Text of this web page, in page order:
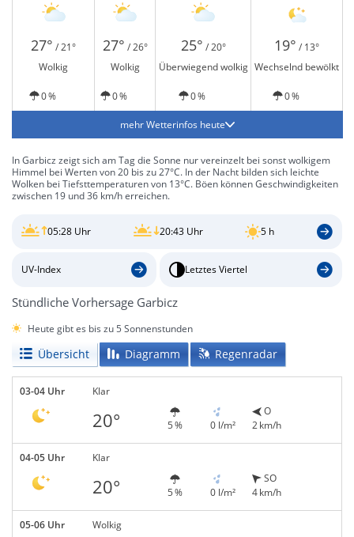
27° / 21° 27° / 26° 25° / 20° 19° / 13°
Wolkig
Wolkig Überwiegend wolkig Wechselnd bewölkt
0 % 0 % 0 % 0 %
mehr Wetterinfos heute
In Garbicz zeigt sich am Tag die Sonne nur vereinzelt bei sonst wolkigem
Himmel bei Werten von 20 bis zu 27°C. In der Nacht bilden sich leichte
Wolken bei Tiefsttemperaturen von 13°C. Böen können Geschwindigkeiten
zwischen 19 und 36 km/h erreichen.
05:28 Uhr 20:43 Uhr 5 h
UV-Index Letztes Viertel
Stündliche Vorhersage Garbicz
Heute gibt es bis zu 5 Sonnenstunden
Übersicht Diagramm Regenradar
03-04 Uhr Klar
20° 5 % 0 l/m²
O
2 km/h
04-05 Uhr Klar
20° 5 % 0 l/m²
SO
4 km/h
05-06 Uhr Wolkig